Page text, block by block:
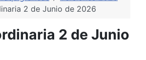
2 de Junio de 2026
2 de Junio